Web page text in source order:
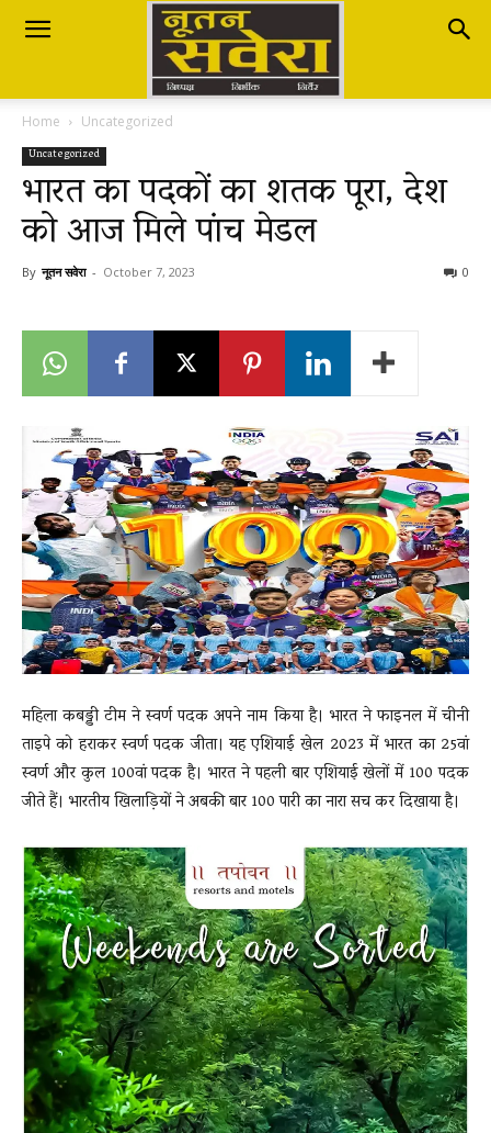
Nutan
Savera
नूतन
Breaking
News
LIVE
Home Uncategorized
Uncategorized
भारत का पदकों का शतक पूरा, देश
को आज मिले पांच मेडल
By नूतन सवेरा - October 7, 2023 0
महिला कबड्डी टीम ने स्वर्ण पदक अपने नाम किया है। भारत ने फाइनल में चीनी
ताइपे को हराकर स्वर्ण पदक जीता। यह एशियाई खेल 2023 में भारत का 25वां
स्वर्ण और कुल 100वां पदक है। भारत ने पहली बार एशियाई खेलों में 100 पदक
जीते हैं। भारतीय खिलाड़ियों ने अबकी बार 100 पारी का नारा सच कर दिखाया है।